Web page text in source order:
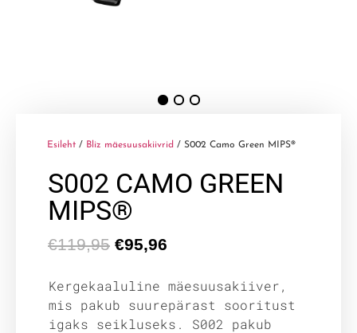
Esileht / Bliz mäesuusakiivrid / S002 Camo Green MIPS®
S002 CAMO GREEN
MIPS®
€119,95 €95,96
Kergekaaluline mäesuusakiiver,
mis pakub suurepärast sooritust
igaks seikluseks. S002 pakub